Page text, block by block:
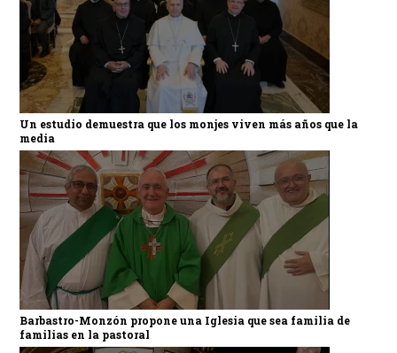
Un estudio demuestra que los monjes viven más años que la
media
Barbastro-Monzón propone una Iglesia que sea familia de
familias en la pastoral